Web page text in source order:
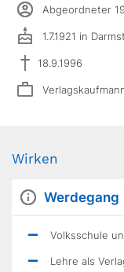
Abgeordneter
1.7.1921 in
18.9.1996
Wirken
Werdegang
Volksschule
Lehre als